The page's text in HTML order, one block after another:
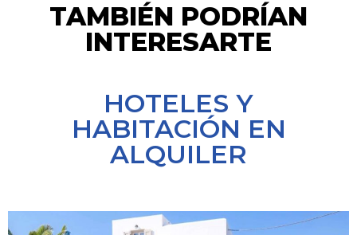
TAMBIÉN PODRÍAN
INTERESARTE
HOTELES Y
HABITACIÓN EN
ALQUILER